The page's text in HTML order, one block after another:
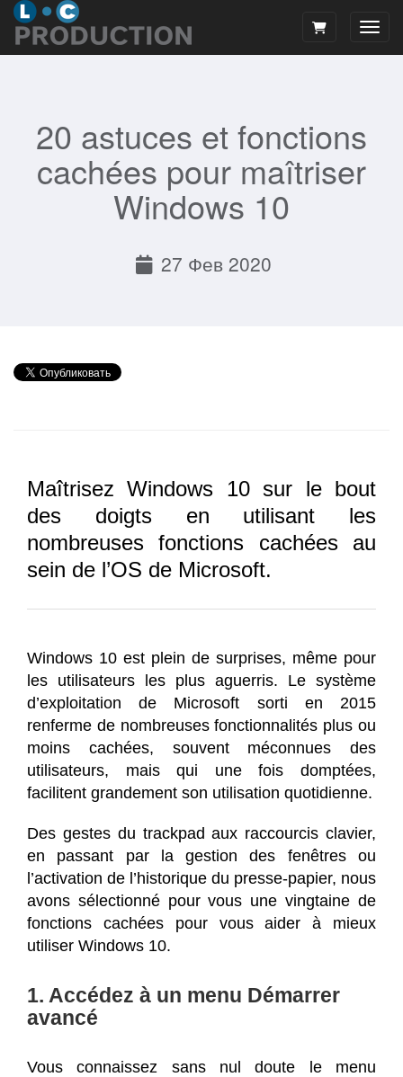
20 astuces et fonctions
cachées pour maîtriser
Windows 10
27 Фев 2020
Maîtrisez Windows 10 sur le bout
des doigts en utilisant les
nombreuses fonctions cachées au
sein de l’OS de Microsoft.
Windows 10 est plein de surprises, même pour
les utilisateurs les plus aguerris. Le système
d’exploitation de Microsoft sorti en 2015
renferme de nombreuses fonctionnalités plus ou
moins cachées, souvent méconnues des
utilisateurs, mais qui une fois domptées,
facilitent grandement son utilisation quotidienne.
Des gestes du trackpad aux raccourcis clavier,
en passant par la gestion des fenêtres ou
l’activation de l’historique du presse-papier, nous
avons sélectionné pour vous une vingtaine de
fonctions cachées pour vous aider à mieux
utiliser Windows 10.
1. Accédez à un menu Démarrer
avancé
Vous connaissez sans nul doute le menu